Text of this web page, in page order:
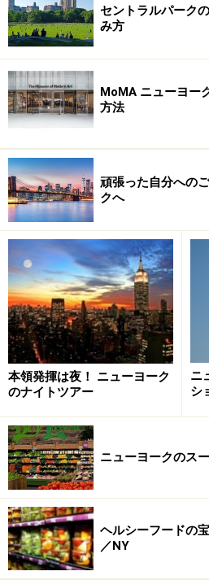
れていました。
その次は1930年代にロックフェ
現地作業員が目にしたハラハラ
のシュミレーション｢ビームウ
そして67階に運ぶサミットシ
が、この高速エレベーターはそ
ロックフェラーセンターの輝か
メディアショーをガラス天井越
ーがエレベーターのシャフトに
ミッドタウンの高層階からの夜景
いとされている Courtesy of
セントラルパーク
み方
MoMA ニューヨー
方法
頑張った自分への
クへ
本領発揮は夜！ ニューヨーク
のナイトツアー
ニ
シ
ニューヨークのス
ヘルシーフードの
／NY